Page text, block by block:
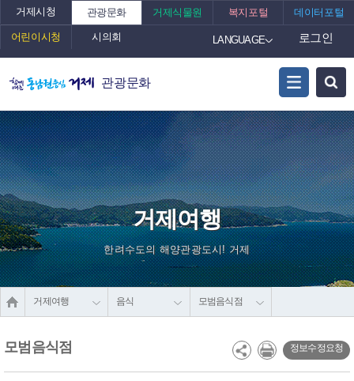
거제시청 관광문화 거제식물원 복지포털 데이터포털
어린이시청 시의회 LANGUAGE 로그인
관광문화
거제여행
한려수도의 해양관광도시! 거제
거제여행 음식 모범음식점
모범음식점 정보수정요청